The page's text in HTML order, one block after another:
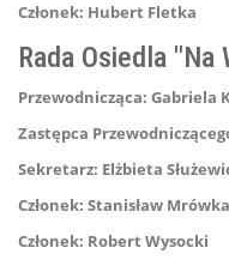
Członek: Hubert Fletka
Rada Osiedla "Na
Przewodnicząca: Gabriela
Zastępca
Sekretarz: Elżbieta
Członek: Stanisław Mrówka
Członek: Robert Wysocki